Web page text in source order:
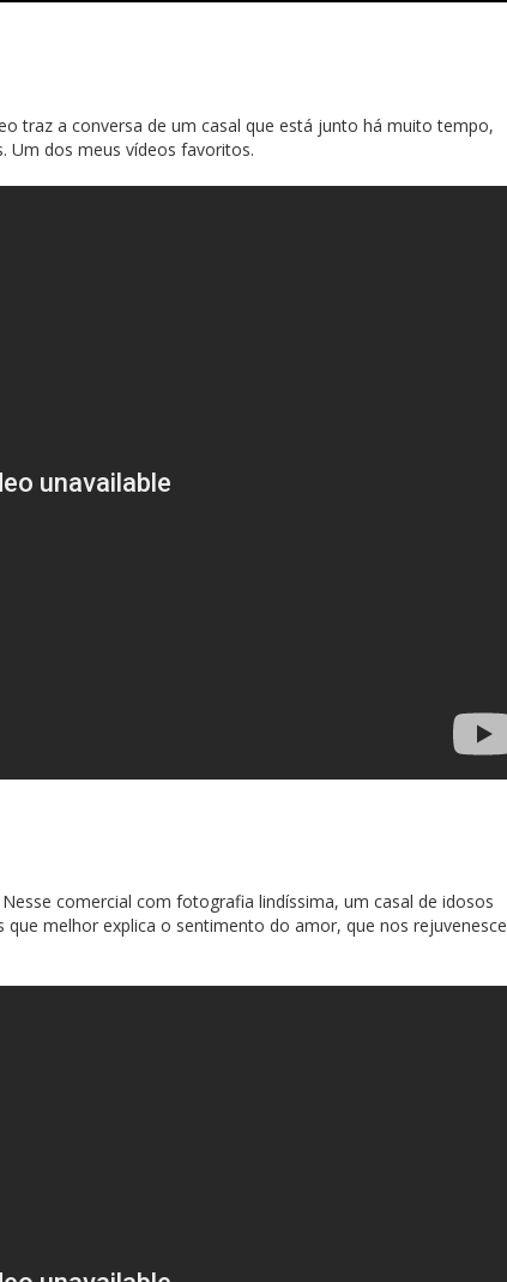
traz a conversa de um casal que está junto há muito tempo,
Um dos meus vídeos favoritos.
comercial com fotografia lindíssima, um casal de idosos
melhor explica o sentimento do amor, que nos rejuvenesce